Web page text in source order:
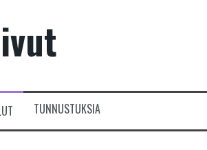
TUNNUSTUKSIA